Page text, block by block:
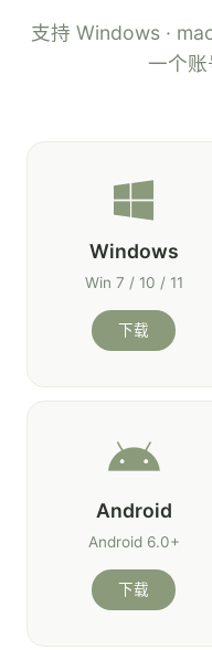
支持 Windows ·
一个账
Windows
Win 7 / 10 / 11
下载
Android
Android 6.0+
下载